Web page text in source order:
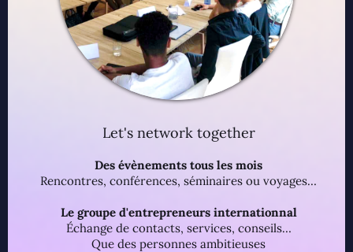
Let's network together
Des évènements tous les mois
Rencontres, conférences, séminaires ou voyages…
Le groupe d'entrepreneurs internationnal
Échange de contacts, services, conseils…
Que des personnes ambitieuses